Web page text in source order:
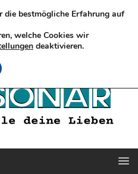
die bestmögliche Erfahrung auf
welche Cookies wir
deaktivieren.